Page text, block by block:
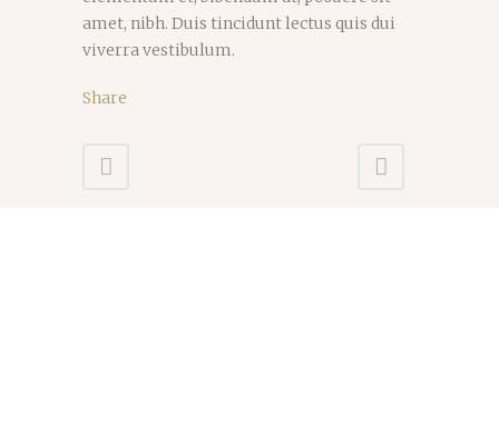
amet, nibh. Duis tincidunt lectus quis dui
viverra vestibulum.
Share